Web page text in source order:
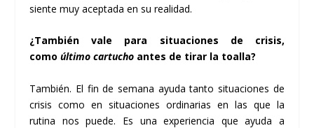
siente muy aceptada en su realidad.
¿También vale para situaciones de crisis,
comoúltimo cartucho antes de tirar la toalla?
También. El fin de semana ayuda tanto situaciones de
crisis como en situaciones ordinarias en las que la
rutina nos puede. Es una experiencia que ayuda a